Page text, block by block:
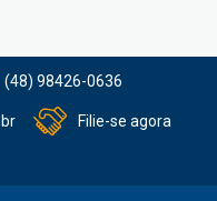
(48) 98426-0636
Filie-se agora